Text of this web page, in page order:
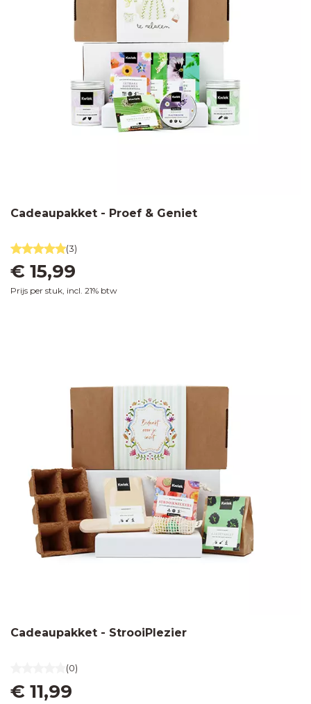
Cadeaupakket - Proef & Geniet
(3)
€ 15,99
Prijs per stuk, incl. 21% btw
Cadeaupakket - StrooiPlezier
(0)
€ 11,99